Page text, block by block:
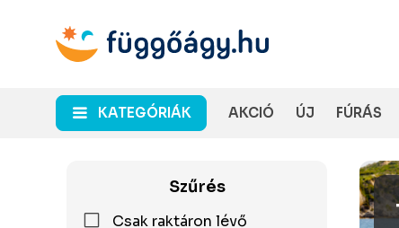
KATEGÓRIÁK AKCIÓ ÚJ FÚRÁS
Szűrés
Csak raktáron lévő